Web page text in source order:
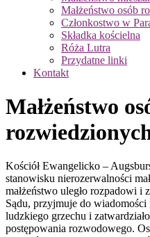
Małżeństwo osób
Członkostwo w
Składka kościelna
Róża Lutra
Przydatne linki
Kontakt
Małżeństwo
Kościół Ewangelicko –
stanowisku nierozerwalności
małżeństwo uległo rozpadowi i
Sądu, przyjmuje do
ludzkiego grzechu i
postępowania rozwodowego.